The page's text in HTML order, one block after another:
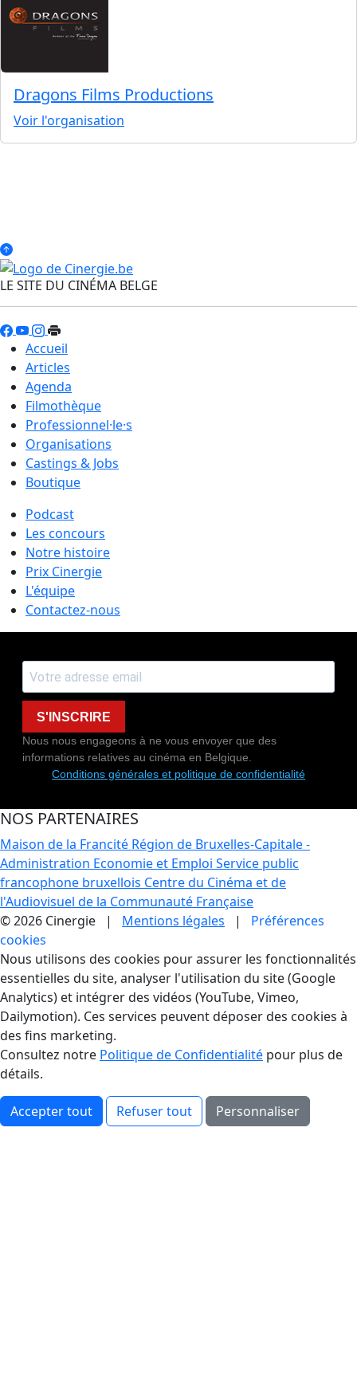
Dragons Films Productions
Voir l'organisation
LE SITE DU CINÉMA BELGE
Accueil
Articles
Agenda
Filmothèque
Professionnel·le·s
Organisations
Castings & Jobs
Boutique
Podcast
Les concours
Notre histoire
Prix Cinergie
L'équipe
Contactez-nous
S'INSCRIRE
Nous nous engageons à ne vous envoyer que des
informations relatives au cinéma en Belgique.
Conditions générales et politique de confidentialité
NOS PARTENAIRES
Maison de la Francité Région de Bruxelles-Capitale -
Administration Economie et Emploi Service public
francophone bruxellois Centre du Cinéma et de
l'Audiovisuel de la Communauté Française
© 2026 Cinergie | Mentions légales | Préférences
cookies
Gestion des Cookies
Nous utilisons des cookies pour assurer les fonctionnalités
essentielles du site, analyser l'utilisation du site (Google
Analytics) et intégrer des vidéos (YouTube, Vimeo,
Dailymotion). Ces services peuvent déposer des cookies à
des fins marketing.
Consultez notre Politique de Confidentialité pour plus de
détails.
Accepter tout Refuser tout Personnaliser